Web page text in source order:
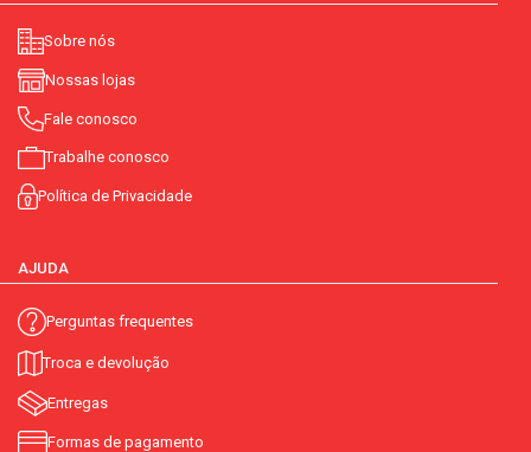
Sobre nós
Nossas lojas
Fale conosco
Trabalhe conosco
Política de Privacidade
AJUDA
Perguntas frequentes
Troca e devolução
Entregas
Formas de pagamento